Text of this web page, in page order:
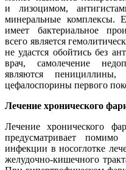
и лизоцимом,
минеральные комплексы.
имеет бактериальное
всего является
не удастся обойтись без
врач, самолечение
являются
цефалоспорины первого
Лечение хронического
Лечение хронического
предусматривает помимо
инфекции в носоглотке
желудочно-кишечного